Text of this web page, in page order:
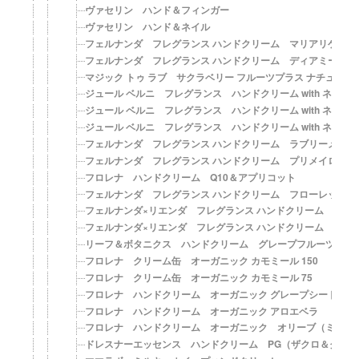
ヴァセリン ハンド＆フィンガー
ヴァセリン ハンド＆ネイル
フェルナンダ フレグランス ハンドクリーム マリアリゲル
フェルナンダ フレグランス ハンドクリーム ディアミー
マジック トゥ ラブ サクラベリー フルーツプラス ナチュラ
ジュール ベルニ フレグランス ハンドクリーム with ネイル
ジュール ベルニ フレグランス ハンドクリーム with ネイル
ジュール ベルニ フレグランス ハンドクリーム with ネイル
フェルナンダ フレグランス ハンドクリーム ラブリーメロデ
フェルナンダ フレグランス ハンドクリーム プリメイロアモ
フロレナ ハンドクリーム Q10＆アプリコット
フェルナンダ フレグランス ハンドクリーム フローレットフ
フェルナンダ×リエンダ フレグランス ハンドクリーム ロー
フェルナンダ×リエンダ フレグランス ハンドクリーム セン
リーフ＆ボタニクス ハンドクリーム グレープフルーツ
フロレナ クリーム缶 オーガニック カモミール 150
フロレナ クリーム缶 オーガニック カモミール 75
フロレナ ハンドクリーム オーガニック グレープシード
フロレナ ハンドクリーム オーガニック アロエベラ
フロレナ ハンドクリーム オーガニック オリーブ（ミニサ
ドレスナーエッセンス ハンドクリーム PG（ザクロ＆グレ